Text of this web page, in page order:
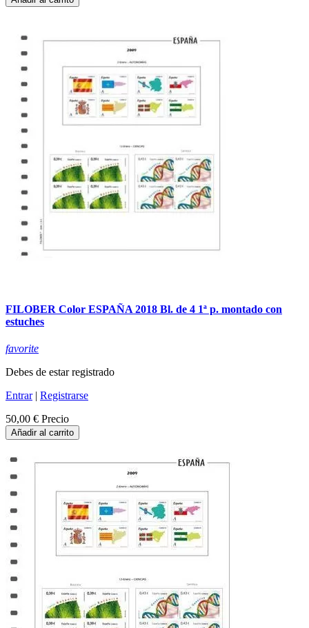
FILOBER Color ESPAÑA 2018 Bl. de 4 1ª p. montado con
estuches
favorite
Debes de estar registrado
Entrar| Registrarse
50,00 € Precio
Añadir al carrito